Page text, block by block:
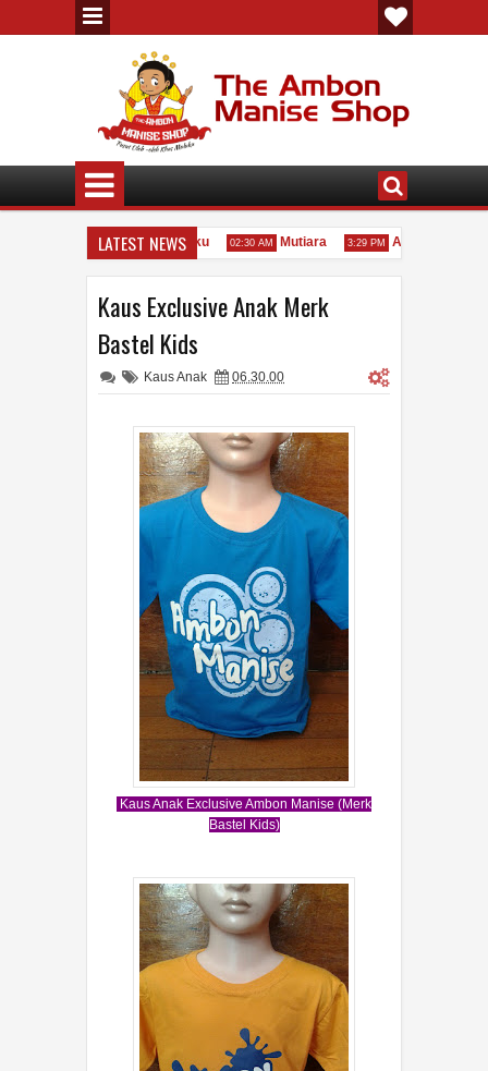
LATEST NEWS
Minyak Kayu Putih Asli Maluku 02:30 AM Mutiara 3:29 PM Akar Bahar
Kaus Exclusive Anak Merk
Bastel Kids
Kaus Anak 06.30.00
Kaus Anak Exclusive Ambon Manise (Merk
Bastel Kids)